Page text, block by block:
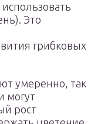
Это
грибковых
умеренно, так
могут
рост